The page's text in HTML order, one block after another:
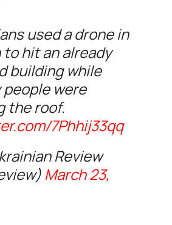
used a drone in
to hit an already
building while
were
the roof.
7Phhij33qq
Review
March 23,